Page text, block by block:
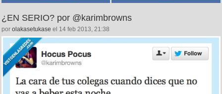
¿EN SERIO? por @karimbrowns
por olakasetukase el 14 feb 2013, 21:38